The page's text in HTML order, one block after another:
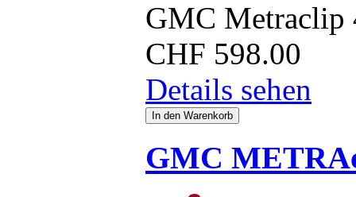
GMC Metraclip
CHF 598.00
Details sehen
GMC